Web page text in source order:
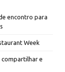
encontro para
Week
compartilhar e